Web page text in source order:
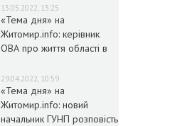
13.05.2022, 13:25
«Тема дня» на
Житомир.info: керівник
ОВА про життя області в
29.04.2022, 10:59
«Тема дня» на
Житомир.info: новий
начальник ГУНП розповість